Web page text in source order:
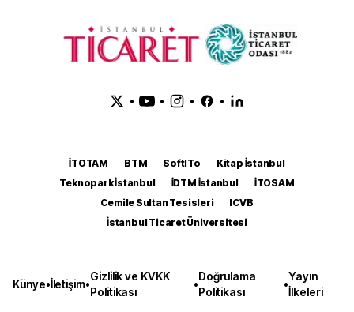
• • • •
İTOTAM BTM SoftITo
Kitap İstanbul
Teknopark İstanbul
İDTM İstanbul
İTOSAM
Cemile Sultan Tesisleri
ICVB
İstanbul Ticaret Üniversitesi
Künye•İletişim•
Gizlilik ve KVKK
Politikası
•
Doğrulama
Politikası
•
Yayın
İlkeleri